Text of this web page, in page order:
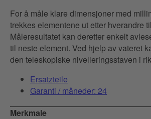
For å måle klare dimensjoner med
trekkes elementene ut etter hverandre
Måleresultatet kan deretter enkelt
til neste element. Ved hjelp av vateret
den teleskopiske nivelleringsstaven i
Ersatzteile
Garanti / måneder: 24
Merkmale